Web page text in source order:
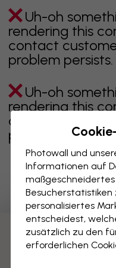
Uh-oh
rendering this
contact
problem persists.
Uh-oh
rendering this
contact
problem persists.
Zeigt
Weitere
Photowall und
Informationen auf
maßgeschneidertes
Besucherstatistiken
personalisiertes
entscheidest,
zusätzlich zu den
erforderlichen